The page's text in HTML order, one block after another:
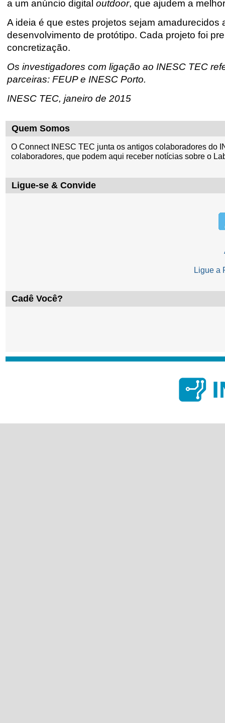
a um anúncio digital outdoor, que ajudem a
A ideia é que estes projetos sejam
desenvolvimento de protótipo. Cada projeto foi
concretização.
Os investigadores com ligação ao INESC TEC
parceiras: FEUP e INESC Porto.
INESC TEC, janeiro de 2015
Quem Somos
O Connect INESC TEC junta os antigos colaboradores do
colaboradores, que podem aqui receber notícias sobre o
Ligue-se & Convide
Ligue a
Cadê Você?